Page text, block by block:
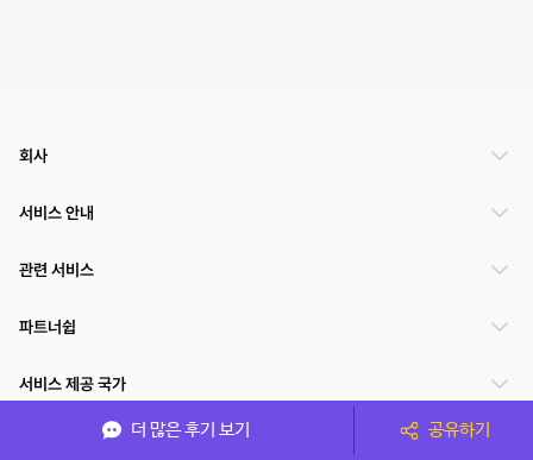
더 많은 후기 보기 공유하기
회사
서비스 안내
관련 서비스
파트너쉽
서비스 제공 국가